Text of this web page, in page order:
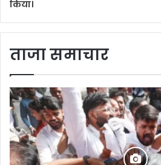
किया।
ताजा समाचार